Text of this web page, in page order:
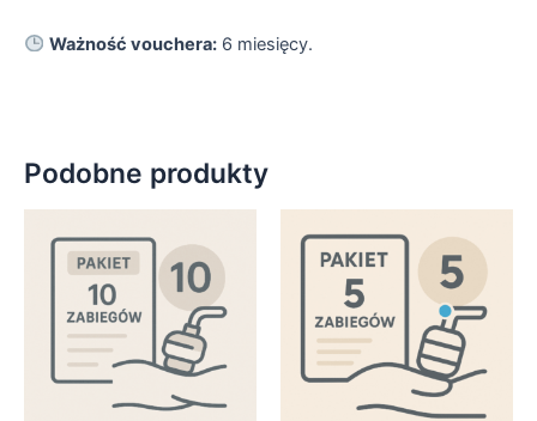
Ważność vouchera:6 miesięcy.
Podobne produkty